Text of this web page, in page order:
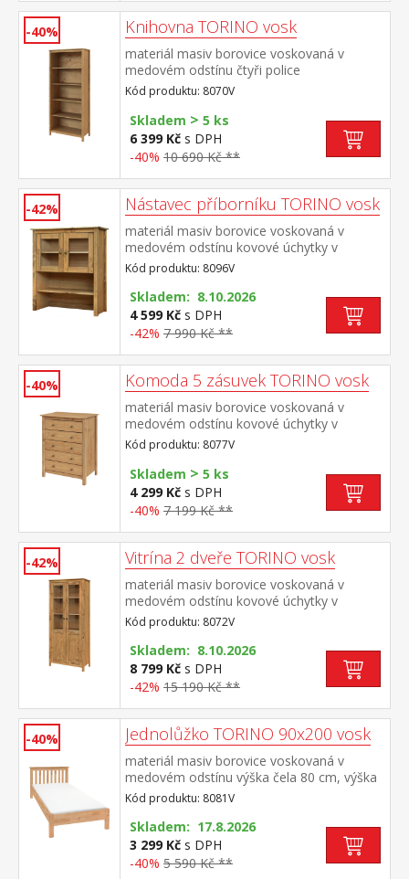
-40% Knihovna TORINO vosk
materiál masiv borovice voskovaná v
medovém odstínu čtyři police
Kód produktu: 8070V
Skladem > 5 ks
6 399 Kč s DPH
-40% 10 690 Kč **
-42% Nástavec příborníku TORINO vosk
materiál masiv borovice voskovaná v
medovém odstínu kovové úchytky v
barevném provedení černěná mosaz 2
prosklené dveře, 1 police nástavec
příborníku 8095V
Kód produktu: 8096V
Skladem: 8.10.2026
4 599 Kč s DPH
-42% 7 990 Kč **
-40% Komoda 5 zásuvek TORINO vosk
materiál masiv borovice voskovaná v
medovém odstínu kovové úchytky v
barevném provedení černěná mosaz pět
zásuvek s kovovými pojezdy
Kód produktu: 8077V
Skladem > 5 ks
4 299 Kč s DPH
-40% 7 199 Kč **
-42% Vitrína 2 dveře TORINO vosk
materiál masiv borovice voskovaná v
medovém odstínu kovové úchytky v
barevném provedení černěná mosaz dvoje
částečně prosklené dveře, čtyři police
Kód produktu: 8072V
Skladem: 8.10.2026
8 799 Kč s DPH
-42% 15 190 Kč **
-40% Jednolůžko TORINO 90x200 vosk
materiál masiv borovice voskovaná v
medovém odstínu výška čela 80 cm, výška
sedu 38 cm, cena bez roštu a
matrace minimální doporučená výška
matrace 15 cm doporučený rozměr
matrace 90 × 200 cm a rošt R1 doporučená
nosnost do 120 kg
Kód produktu: 8081V
Skladem: 17.8.2026
3 299 Kč s DPH
-40% 5 590 Kč **